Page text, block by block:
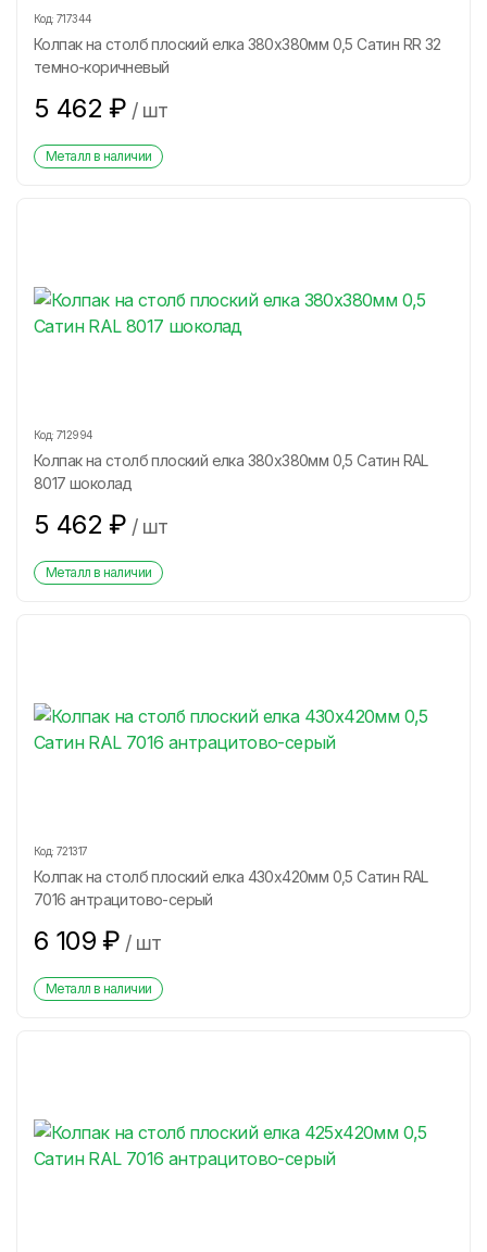
Код: 717344
Колпак на столб плоский елка 380х380мм 0,5 Сатин RR 32
темно-коричневый
5 462 ₽ / шт
Металл в наличии
Код: 712994
Колпак на столб плоский елка 380х380мм 0,5 Сатин RAL
8017 шоколад
5 462 ₽ / шт
Металл в наличии
Код: 721317
Колпак на столб плоский елка 430х420мм 0,5 Сатин RAL
7016 антрацитово-серый
6 109 ₽ / шт
Металл в наличии